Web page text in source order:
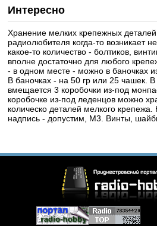
Интересно
Хранение мелких крепежных
радиолюбителя когда-то возникает
какое-то количество - болтиков,
вполне достаточно для любого
- в одном месте - можно в баночках
В баночках - на 50 гр или 25 чашек.
вмещается 3 коробочки из-под
коробочке из-под леденцов можно
колическо деталей мелкого крепежа.
надпись - допустим, М3. Винты,